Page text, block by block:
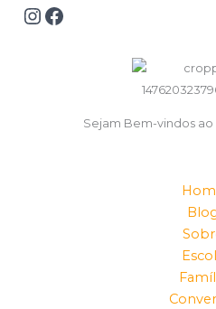
Sejam Bem-vindos ao